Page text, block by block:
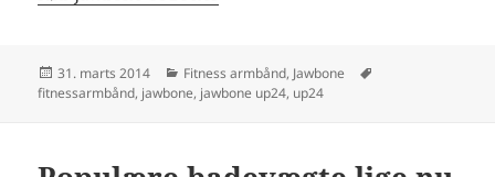
Udgivet
i
31. marts 2014 Kategorier
Fitness armbånd, Jawbone
fitnessarmbånd, jawbone, jawbone up24, up24